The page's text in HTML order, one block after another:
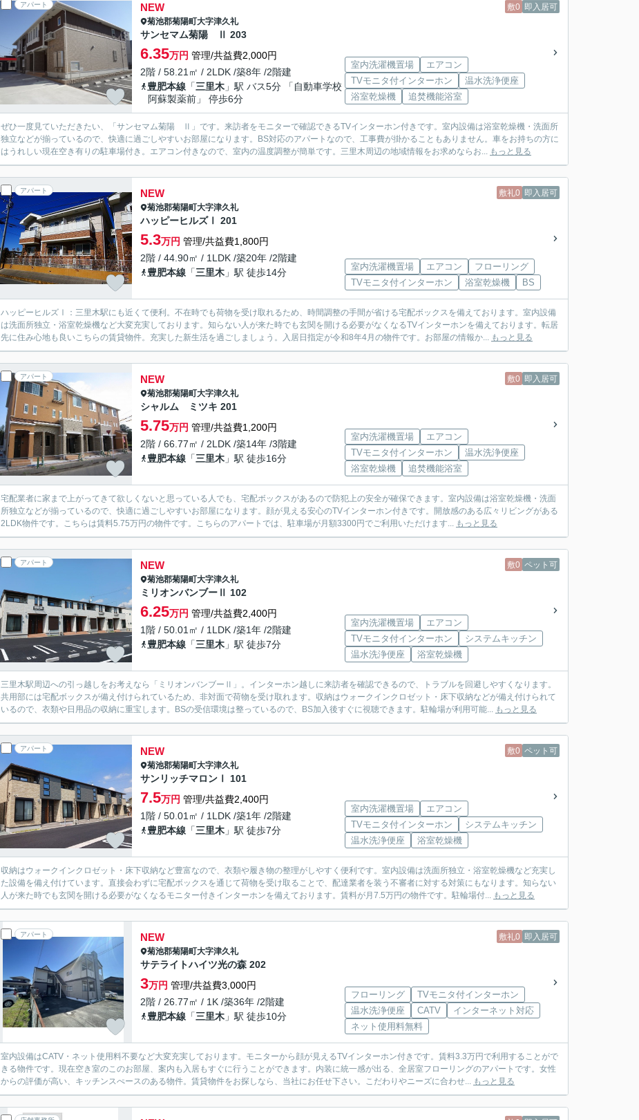
アパート 敷0 即入居可
NEW
菊池郡菊陽町大字津久礼
サンセマム菊陽 Ⅱ 203
6.35万円 管理/共益費2,000円
2階 / 58.21㎡ / 2LDK /築8年 /2階建
豊肥本線 「三里木 」駅 バス5分 「自動車学校
阿蘇製薬前」 停歩6分
室内洗濯機置場
エアコン
TVモニタ付インターホン
温水洗浄便座
浴室乾燥機
追焚機能浴室
ぜひ一度見ていただきたい、「サンセマム菊陽 Ⅱ」です。来訪者をモニターで確認できるTVインターホン付きです。室内設備は浴室乾燥機・洗面所
独立などが揃っているので、快適に過ごしやすいお部屋になります。BS対応のアパートなので、工事費が掛かることもありません。車をお持ちの方に
はうれしい現在空き有りの駐車場付き。エアコン付きなので、室内の温度調整が簡単です。三里木周辺の地域情報をお求めならお... もっと見る
アパート 敷礼0 即入居可
NEW
菊池郡菊陽町大字津久礼
ハッピーヒルズⅠ 201
5.3万円 管理/共益費1,800円
2階 / 44.90㎡ / 1LDK /築20年 /2階建
豊肥本線 「三里木 」駅 徒歩14分
室内洗濯機置場 エアコン
フローリング
TVモニタ付インターホン
浴室乾燥機 BS
ハッピーヒルズⅠ：三里木駅にも近くて便利。不在時でも荷物を受け取れるため、時間調整の手間が省ける宅配ボックスを備えております。室内設備
は洗面所独立・浴室乾燥機など大変充実しております。知らない人が来た時でも玄関を開ける必要がなくなるTVインターホンを備えております。転居
先に住み心地も良いこちらの賃貸物件。充実した新生活を過ごしましょう。入居日指定が令和8年4月の物件です。お部屋の情報か... もっと見る
アパート 敷0 即入居可
NEW
菊池郡菊陽町大字津久礼
シャルム ミツキ 201
5.75万円 管理/共益費1,200円
2階 / 66.77㎡ / 2LDK /築14年 /3階建
豊肥本線 「三里木 」駅 徒歩16分
室内洗濯機置場
エアコン
TVモニタ付インターホン
温水洗浄便座
浴室乾燥機
追焚機能浴室
宅配業者に家まで上がってきて欲しくないと思っている人でも、宅配ボックスがあるので防犯上の安全が確保できます。室内設備は浴室乾燥機・洗面
所独立などが揃っているので、快適に過ごしやすいお部屋になります。顔が見える安心のTVインターホン付きです。開放感のある広々リビングがある
2LDK物件です。こちらは賃料5.75万円の物件です。こちらのアパートでは、駐車場が月額3300円でご利用いただけます... もっと見る
アパート 敷0 ペット可
NEW
菊池郡菊陽町大字津久礼
ミリオンバンブーⅡ 102
6.25万円 管理/共益費2,400円
1階 / 50.01㎡ / 1LDK /築1年 /2階建
豊肥本線 「三里木 」駅 徒歩7分
室内洗濯機置場
エアコン
TVモニタ付インターホン
システムキッチン
温水洗浄便座
浴室乾燥機
三里木駅周辺への引っ越しをお考えなら「ミリオンバンブーⅡ」。インターホン越しに来訪者を確認できるので、トラブルを回避しやすくなります。
共用部には宅配ボックスが備え付けられているため、非対面で荷物を受け取れます。収納はウォークインクロゼット・床下収納などが備え付けられて
いるので、衣類や日用品の収納に重宝します。BSの受信環境は整っているので、BS加入後すぐに視聴できます。駐輪場が利用可能... もっと見る
アパート 敷0 ペット可
NEW
菊池郡菊陽町大字津久礼
サンリッチマロンⅠ 101
7.5万円 管理/共益費2,400円
1階 / 50.01㎡ / 1LDK /築1年 /2階建
豊肥本線 「三里木 」駅 徒歩7分
室内洗濯機置場
エアコン
TVモニタ付インターホン
システムキッチン
温水洗浄便座
浴室乾燥機
収納はウォークインクロゼット・床下収納など豊富なので、衣類や履き物の整理がしやすく便利です。室内設備は洗面所独立・浴室乾燥機など充実し
た設備を備え付けています。直接会わずに宅配ボックスを通じて荷物を受け取ることで、配達業者を装う不審者に対する対策にもなります。知らない
人が来た時でも玄関を開ける必要がなくなるモニター付きインターホンを備えております。賃料が月7.5万円の物件です。駐輪場付... もっと見る
アパート 敷礼0 即入居可
NEW
菊池郡菊陽町大字津久礼
サテライトハイツ光の森 202
3万円 管理/共益費3,000円
2階 / 26.77㎡ / 1K /築36年 /2階建
豊肥本線 「三里木 」駅 徒歩10分
フローリング
TVモニタ付インターホン
温水洗浄便座
CATV
インターネット対応
ネット使用料無料
室内設備はCATV・ネット使用料不要など大変充実しております。モニターから顔が見えるTVインターホン付きです。賃料3.3万円で利用することがで
きる物件です。現在空き室のこのお部屋、案内も入居もすぐに行うことができます。内装に統一感が出る、全居室フローリングのアパートです。女性
からの評価が高い、キッチンスぺースのある物件。賃貸物件をお探しなら、当社にお任せ下さい。こだわりやニーズに合わせ... もっと見る